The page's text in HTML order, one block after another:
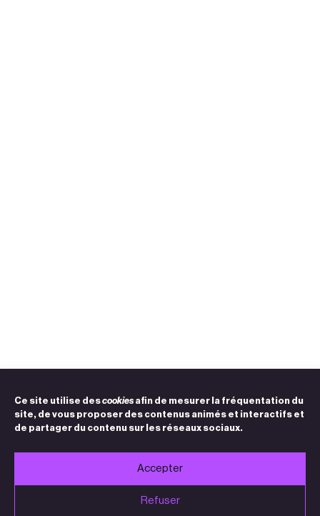
Ce site utilise descookies afin de mesurer la fréquentation du
site, de vous proposer des contenus animés et interactifs et
de partager du contenu sur les réseaux sociaux.
Accepter
Refuser